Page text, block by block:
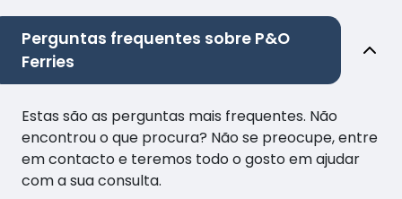
Perguntas frequentes sobre P&O
Ferries
Estas são as perguntas mais frequentes. Não
encontrou o que procura? Não se preocupe, entre
em contacto e teremos todo o gosto em ajudar
com a sua consulta.